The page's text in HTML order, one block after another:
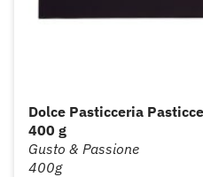
Dolce Pasticceria
400 g
Gusto & Passione
400g